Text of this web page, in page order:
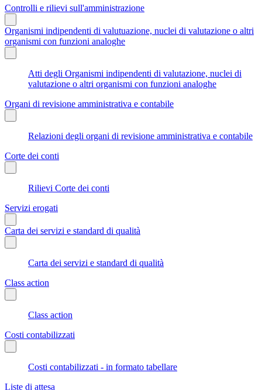
Controlli e rilievi sull'amministrazione
Organismi indipendenti di valutuazione, nuclei di valutazione o altri
organismi con funzioni analoghe
Atti degli Organismi indipendenti di valutazione, nuclei di
valutazione o altri organismi con funzioni analoghe
Organi di revisione amministrativa e contabile
Relazioni degli organi di revisione amministrativa e contabile
Corte dei conti
Rilievi Corte dei conti
Servizi erogati
Carta dei servizi e standard di qualità
Carta dei servizi e standard di qualità
Class action
Class action
Costi contabilizzati
Costi contabilizzati - in formato tabellare
Liste di attesa